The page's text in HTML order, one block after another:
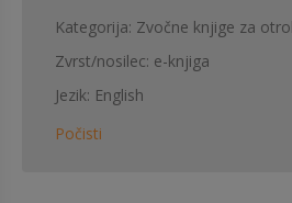
Kategorija Zvočne knjige za
Zvrst/nosilec e-knjiga
Jezik English
Počisti